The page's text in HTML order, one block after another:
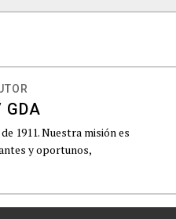
GDA
1911. Nuestra misión es
y oportunos,